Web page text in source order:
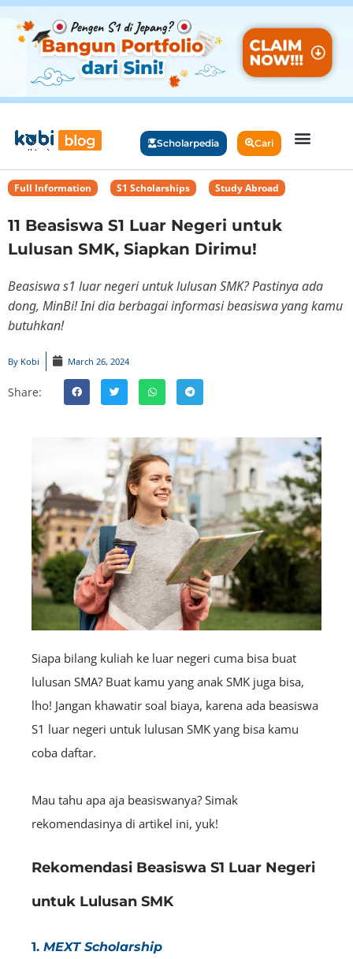
Scholarpedia Cari
Full Information S1 Scholarships Study Abroad
11 Beasiswa S1 Luar Negeri untuk
Lulusan SMK, Siapkan Dirimu!
Beasiswa s1 luar negeri untuk lulusan SMK? Pastinya ada
dong, MinBi! Ini dia berbagai informasi beasiswa yang kamu
butuhkan!
By Kobi March 26, 2024
Share:
Siapa bilang kuliah ke luar negeri cuma bisa buat
lulusan SMA? Buat kamu yang anak SMK juga bisa,
lho! Jangan khawatir soal biaya, karena ada beasiswa
S1 luar negeri untuk lulusan SMK yang bisa kamu
coba daftar.
Mau tahu apa aja beasiswanya? Simak
rekomendasinya di artikel ini, yuk!
Rekomendasi Beasiswa S1 Luar Negeri
untuk Lulusan SMK
1. MEXT Scholarship